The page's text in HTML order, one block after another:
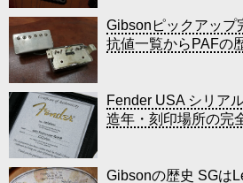
Gibsonピックアップ
抗値一覧からPAFの
Fender USA シリア
造年・刻印場所の完
Gibsonの歴史 SGは